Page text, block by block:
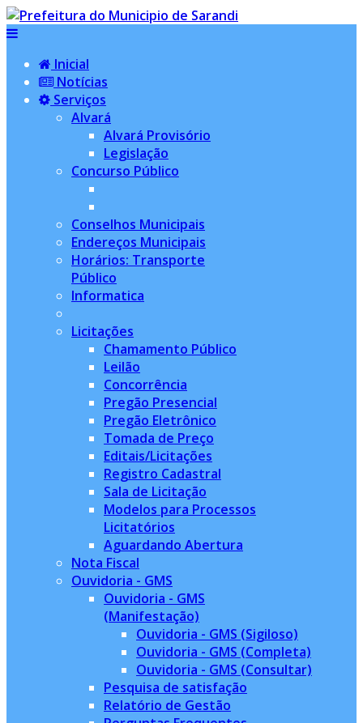
Inicial
Notícias
Serviços
Alvará
Alvará Provisório
Legislação
Concurso Público
Conselhos Municipais
Endereços Municipais
Horários: Transporte
Público
Informatica
Licitações
Chamamento Público
Leilão
Concorrência
Pregão Presencial
Pregão Eletrônico
Tomada de Preço
Editais/Licitações
Registro Cadastral
Sala de Licitação
Modelos para Processos
Licitatórios
Aguardando Abertura
Nota Fiscal
Ouvidoria - GMS
Ouvidoria - GMS
(Manifestação)
Ouvidoria - GMS (Sigiloso)
Ouvidoria - GMS (Completa)
Ouvidoria - GMS (Consultar)
Pesquisa de satisfação
Relatório de Gestão